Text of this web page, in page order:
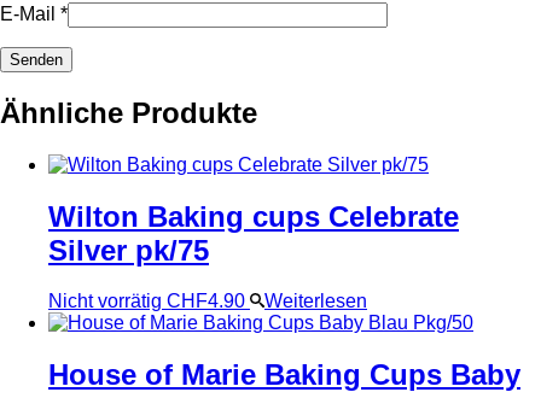
E-Mail *
Ähnliche Produkte
Wilton Baking cups Celebrate
Silver pk/75
Nicht vorrätig CHF4.90 Weiterlesen
House of Marie Baking Cups Baby